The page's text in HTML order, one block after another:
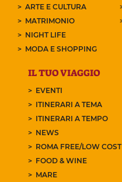
ARTE E CULTURA
MATRIMONIO
NIGHT LIFE
MODA E SHOPPING
IL TUO VIAGGIO
EVENTI
ITINERARI A TEMA
ITINERARI A TEMPO
NEWS
ROMA FREE/LOW COST
FOOD & WINE
MARE